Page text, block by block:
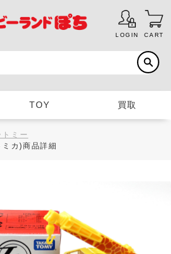
LOGIN CART
TOY 買取
トミー
カ)商品詳細